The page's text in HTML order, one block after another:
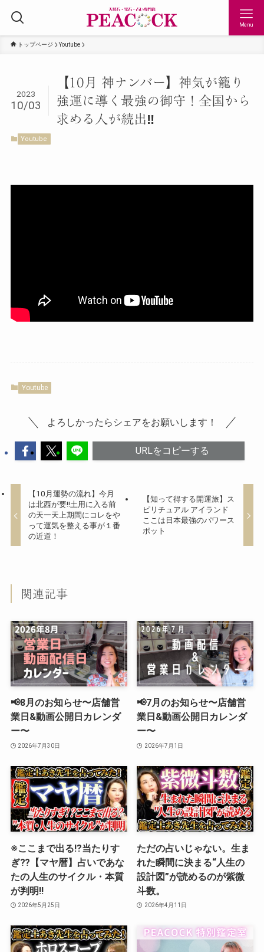
Menu
トップページ Youtube
【10月 神ナンバー】神気が籠り
強運に導く最強の御守！全国から
求める人が続出‼︎
2023
10/03
Youtube
Youtube
よろしかったらシェアをお願いします！
URLをコピーする
【10月運勢の流れ】今月
は北西が要‼︎土用に入る前
の天一天上期間にコレをや
って運気を整える事が１番
の近道！
【知って得する開運旅】ス
ピリチュアル アイランド
ここは日本最強のパワース
ポット
関連記事
📢8月のお知らせ〜店舗営
業日&動画公開日カレンダ
ー〜
2026年7月30日
📢7月のお知らせ〜店舗営
業日&動画公開日カレンダ
ー〜
2026年7月1日
※ここまで出る⁉︎当たりす
ぎ⁇【マヤ暦】占いであな
たの人生のサイクル・本質
が判明‼️
2026年5月25日
ただの占いじゃない。生ま
れた瞬間に決まる“人生の
設計図”が読めるのが紫微
斗数。
2026年4月11日